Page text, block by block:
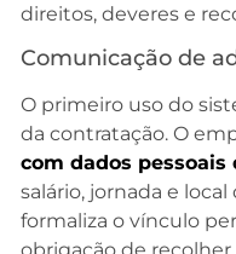
direitos, deveres e
Comunicação de
O primeiro uso do
da contratação. O
com dados pessoais
salário, jornada e
formaliza o vínculo